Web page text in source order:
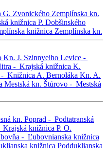
G. Zvonického Zemplínska kn.
knižnica P. Dobšinského
knižnica Zemplínska kn.
Kn. J. Szinnyeiho Levice -
- Krajská knižnica K.
Knižnica A. Bernoláka Kn. A.
Mestská kn. Štúrovo - Mestská
kn. Poprad - Podtatranská
Krajská knižnica P. O.
- Ľubovnianska knižnica
knižnica Podduklianska